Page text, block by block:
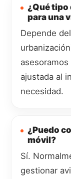
¿Qué tipo
para una
Depende
ajustada al
necesidad.
¿Puedo
móvil?
Sí.
gestionar